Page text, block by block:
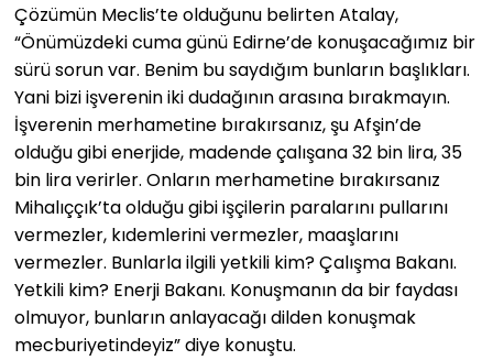
Çözümün Meclis’te olduğunu belirten Atalay,
“Önümüzdeki cuma günü Edirne’de konuşacağımız bir
sürü sorun var. Benim bu saydığım bunların başlıkları.
Yani bizi işverenin iki dudağının arasına bırakmayın.
İşverenin merhametine bırakırsanız, şu Afşin’de
olduğu gibi enerjide, madende çalışana 32 bin lira, 35
bin lira verirler. Onların merhametine bırakırsanız
Mihalıççık’ta olduğu gibi işçilerin paralarını pullarını
vermezler, kıdemlerini vermezler, maaşlarını
vermezler. Bunlarla ilgili yetkili kim? Çalışma Bakanı.
Yetkili kim? Enerji Bakanı. Konuşmanın da bir faydası
olmuyor, bunların anlayacağı dilden konuşmak
mecburiyetindeyiz” diye konuştu.